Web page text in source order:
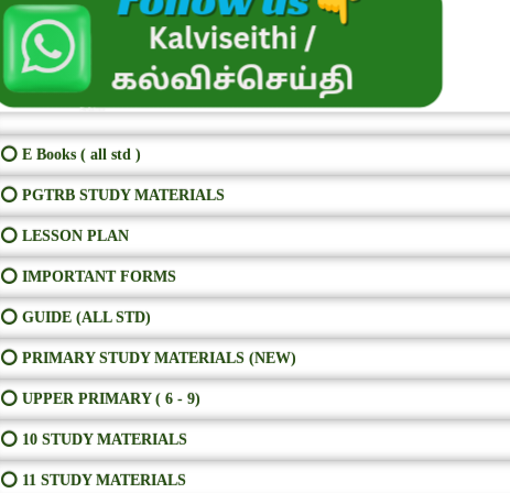
⭕ E Books ( all std )
⭕ PGTRB STUDY MATERIALS
⭕ LESSON PLAN
⭕ IMPORTANT FORMS
⭕ GUIDE (ALL STD)
⭕ PRIMARY STUDY MATERIALS (NEW)
⭕ UPPER PRIMARY ( 6 - 9)
⭕ 10 STUDY MATERIALS
⭕ 11 STUDY MATERIALS